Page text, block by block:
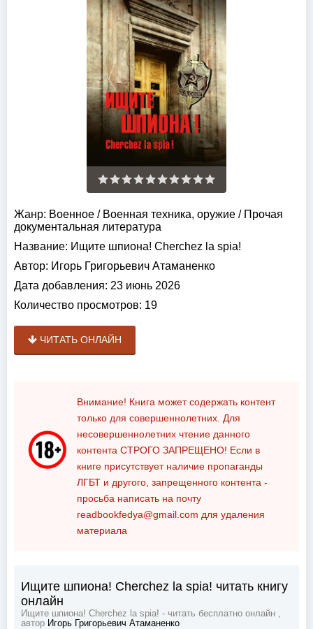
Жанр: Военное / Военная техника, оружие / Прочая
документальная литература
Название: Ищите шпиона! Cherchez la spia!
Автор: Игорь Григорьевич Атаманенко
Дата добавления: 23 июнь 2026
Количество просмотров: 19
ЧИТАТЬ ОНЛАЙН
Внимание! Книга может содержать контент
только для совершеннолетних. Для
несовершеннолетних чтение данного
контента СТРОГО ЗАПРЕЩЕНО! Если в
книге присутствует наличие пропаганды
ЛГБТ и другого, запрещенного контента -
просьба написать на почту
readbookfedya@gmail.com для удаления
материала
Ищите шпиона! Cherchez la spia! читать книгу
онлайн
Ищите шпиона! Cherchez la spia! - читать бесплатно онлайн ,
автор Игорь Григорьевич Атаманенко